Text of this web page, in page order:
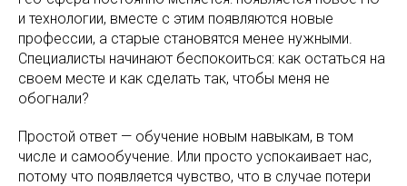
и технологии, вместе с этим появляются новые
профессии, а старые становятся менее нужными.
Специалисты начинают беспокоиться: как остаться на
своем месте и как сделать так, чтобы меня не
обогнали?
Простой ответ — обучение новым навыкам, в том
числе и самообучение. Или просто успокаивает нас,
потому что появляется чувство, что в случае потери